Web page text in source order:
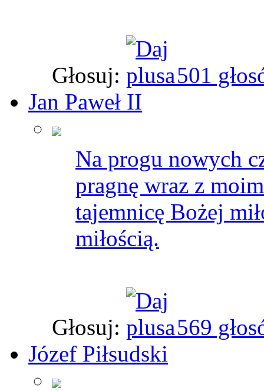
Głosuj:
501
Jan Paweł II
Na progu nowych
pragnę wraz z
tajemnicę Bożej
miłością.
Głosuj:
569
Józef Piłsudski